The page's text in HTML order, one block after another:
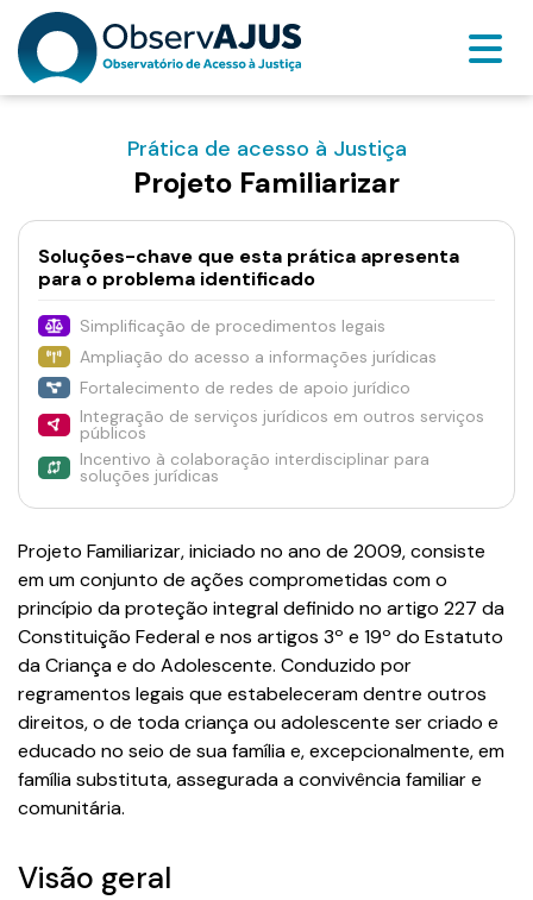
Prática de acesso à Justiça
Projeto Familiarizar
Soluções-chave que esta prática apresenta
para o problema identificado
Simplificação de procedimentos legais
Ampliação do acesso a informações jurídicas
Fortalecimento de redes de apoio jurídico
Integração de serviços jurídicos em outros serviços
públicos
Incentivo à colaboração interdisciplinar para
soluções jurídicas
Projeto Familiarizar, iniciado no ano de 2009, consiste
em um conjunto de ações comprometidas com o
princípio da proteção integral definido no artigo 227 da
Constituição Federal e nos artigos 3º e 19º do Estatuto
da Criança e do Adolescente. Conduzido por
regramentos legais que estabeleceram dentre outros
direitos, o de toda criança ou adolescente ser criado e
educado no seio de sua família e, excepcionalmente, em
família substituta, assegurada a convivência familiar e
comunitária.
Visão geral